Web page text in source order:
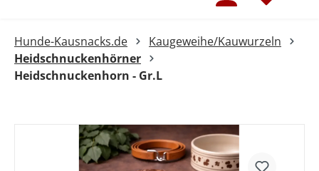
Hunde-Kausnacks.de
Kaugeweihe/Kauwurzeln
Heidschnuckenhörner
Heidschnuckenhorn - Gr.L